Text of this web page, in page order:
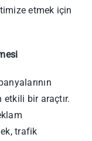
etmek için
etkili bir araçtır.
trafik